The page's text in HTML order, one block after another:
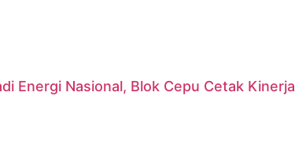
Energi Nasional, Blok Cepu Cetak